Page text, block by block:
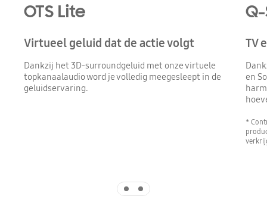
OTS Lite
Virtueel geluid dat de actie volgt
Dankzij het 3D-surroundgeluid met onze virtuele
topkanaalaudio word je volledig meegesleept in de
geluidservaring.
TV
en
*